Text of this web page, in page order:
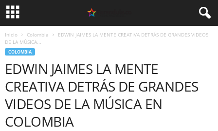
Inicio Colombia
EDWIN JAIMES LA MENTE CREATIVA DETRÁS DE GRANDES VIDEOS
DE LA MÚSICA...
COLOMBIA
EDWIN JAIMES LA MENTE
CREATIVA DETRÁS DE GRANDES
VIDEOS DE LA MÚSICA EN
COLOMBIA